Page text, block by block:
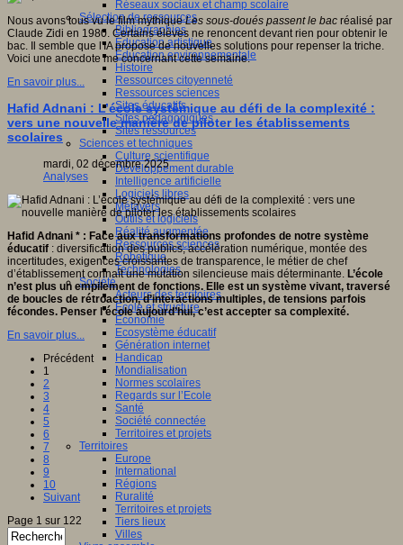
Réseaux sociaux et champ scolaire
Sélection de ressources
Bibliographies
Education artistique
Education environnementale
Histoire
Ressources citoyenneté
Ressources sciences
Sites éducatifs
Sites pédagogiques
Sites ressources
Sciences et techniques
Culture scientifique
Développement durable
Intelligence artificielle
Logiciels libres
Métavers
Outils et logiciels
Réalité augmentée
Ressources sciences
Robotique
Technologies
Société
Acteurs des territoires
Ecole et structure
Economie
Ecosystème éducatif
Génération internet
Handicap
Mondialisation
Normes scolaires
Regards sur l’Ecole
Santé
Société connectée
Territoires et projets
Territoires
Europe
International
Régions
Ruralité
Territoires et projets
Tiers lieux
Villes
Nous avons tous vu le film mythiqueLes sous-doués passent le bac réalisé par
Claude Zidi en 1980. Certains élèves ne renoncent devant rien pour obtenir le
bac. Il semble que l'IA propose de nouvelles solutions pour repenser la triche.
Voici une anecdote me concernant cette semaine.
En savoir plus...
Hafid Adnani : L’école systémique au défi de la complexité :
vers une nouvelle manière de piloter les établissements
scolaires
mardi, 02 décembre 2025
Analyses
Hafid Adnani * : Face aux transformations profondes de notre système
éducatif : diversification des publics, accélération numérique, montée des
incertitudes, exigences croissantes de transparence, le métier de chef
d’établissement connaît une mutation silencieuse mais déterminante. L’école
n’est plus un empilement de fonctions. Elle est un système vivant, traversé
de boucles de rétroaction, d’interactions multiples, de tensions parfois
fécondes. Penser l’école aujourd’hui, c’est accepter sa complexité.
En savoir plus...
Précédent
1
2
3
4
5
6
7
8
9
10
Suivant
Page 1 sur 122